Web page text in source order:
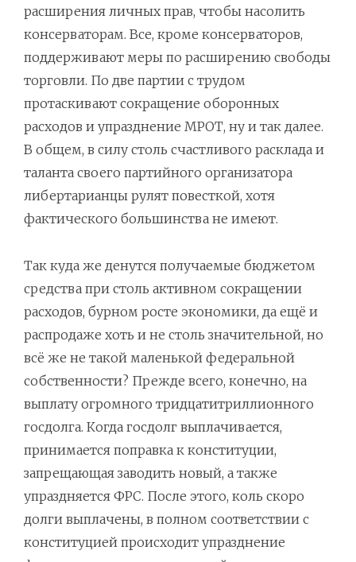
расширения личных прав, чтобы насолить
консерваторам. Все, кроме консерваторов,
поддерживают меры по расширению свободы
торговли. По две партии с трудом
протаскивают сокращение оборонных
расходов и упразднение МРОТ, ну и так далее.
В общем, в силу столь счастливого расклада и
таланта своего партийного организатора
либертарианцы рулят повесткой, хотя
фактического большинства не имеют.
Так куда же денутся получаемые бюджетом
средства при столь активном сокращении
расходов, бурном росте экономики, да ещё и
распродаже хоть и не столь значительной, но
всё же не такой маленькой федеральной
собственности? Прежде всего, конечно, на
выплату огромного тридцатитриллионного
госдолга. Когда госдолг выплачивается,
принимается поправка к конституции,
запрещающая заводить новый, а также
упраздняется ФРС. После этого, коль скоро
долги выплачены, в полном соответствии с
конституцией происходит упразднение